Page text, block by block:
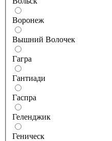
Воронеж
Вышний Волочек
Гагра
Гантиади
Гаспра
Геленджик
Геническ